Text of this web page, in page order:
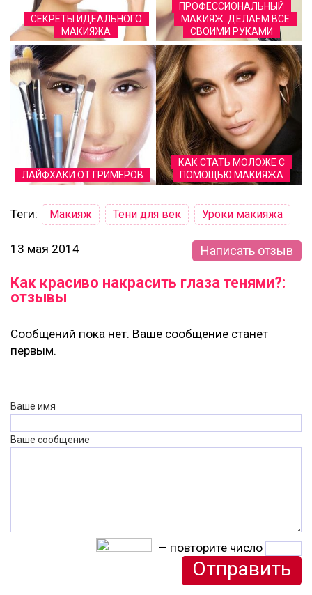
СЕКРЕТЫ ИДЕАЛЬНОГО
МАКИЯЖА
ПРОФЕССИОНАЛЬНЫЙ
МАКИЯЖ. ДЕЛАЕМ ВСЕ
СВОИМИ РУКАМИ
ЛАЙФХАКИ ОТ ГРИМЕРОВ
КАК СТАТЬ МОЛОЖЕ С
ПОМОЩЬЮ МАКИЯЖА
Теги: Макияж Тени для век Уроки макияжа
13 мая 2014 Написать отзыв
Как красиво накрасить глаза тенями?:
отзывы
Сообщений пока нет. Ваше сообщение станет
первым.
Ваше имя
Ваше сообщение
— повторите число